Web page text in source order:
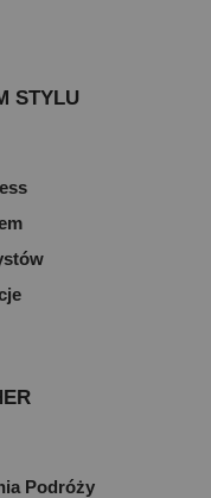
STYLU
Podróży